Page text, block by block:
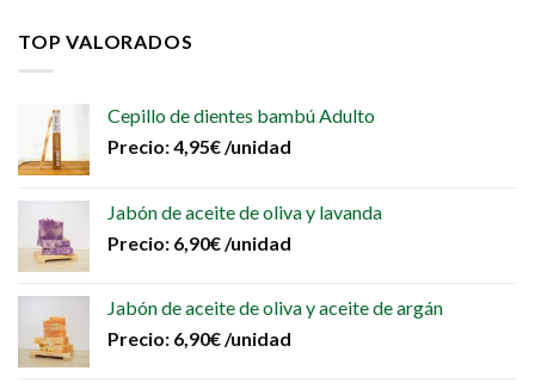
TOP VALORADOS
Cepillo de dientes bambú Adulto
Precio:4,95€/unidad
Jabón de aceite de oliva y lavanda
Precio: 6,90€/unidad
Jabón de aceite de oliva y aceite de argán
Precio: 6,90€/unidad